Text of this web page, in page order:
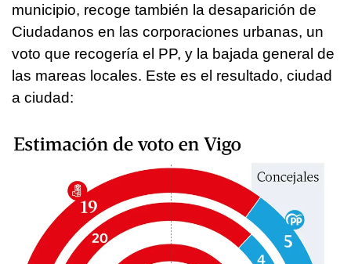
municipio, recoge también la desaparición de
Ciudadanos en las corporaciones urbanas, un
voto que recogería el PP, y la bajada general de
las mareas locales. Este es el resultado, ciudad
a ciudad: